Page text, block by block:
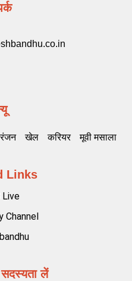
खेल करियर मूवी मसाला
Links
Live
Channel
सदस्यता लें